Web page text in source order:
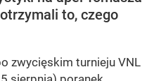
to, czego
zwycięskim turnieju VNL